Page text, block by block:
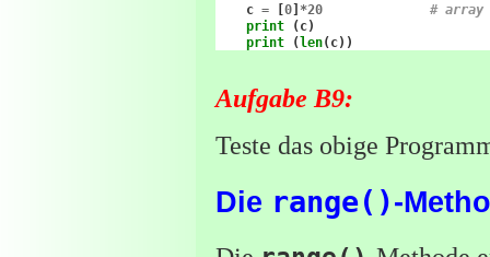
c = [0] *20
# array
print
(c)
print
(len(c))
Aufgabe B9:
Teste das obige
Die range()-